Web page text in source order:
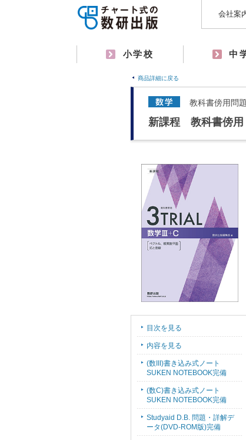
会社案
小学校 中
商品詳細に戻る
教科書傍用問
新課程 教科書傍用
目次を見る
内容を見る
(数III)書き込み式ノート
SUKEN NOTEBOOK完備
(数C)書き込み式ノート
SUKEN NOTEBOOK完備
Studyaid D.B. 問題・詳解デ
ータ(DVD-ROM版)完備